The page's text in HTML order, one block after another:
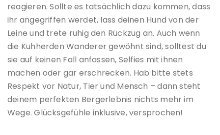
reagieren. Sollte es tatsächlich dazu kommen, dass
ihr angegriffen werdet, lass deinen Hund von der
Leine und trete ruhig den Rückzug an. Auch wenn
die Kuhherden Wanderer gewöhnt sind, solltest du
sie auf keinen Fall anfassen, Selfies mit ihnen
machen oder gar erschrecken. Hab bitte stets
Respekt vor Natur, Tier und Mensch – dann steht
deinem perfekten Bergerlebnis nichts mehr im
Wege. Glücksgefühle inklusive, versprochen!